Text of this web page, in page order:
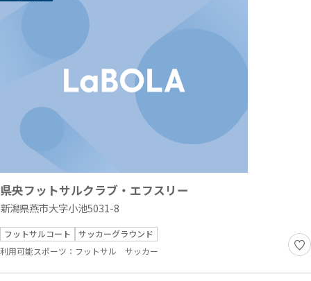
県央フットサルクラブ・エフスリー
新潟県燕市大字小池5031-8
フットサルコート
サッカーグラウンド
利用可能スポーツ： フットサル サッカー